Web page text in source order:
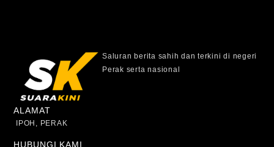
Saluran berita sahih dan terkini di negeri
Perak serta nasional
ALAMAT
IPOH, PERAK
HUBUNGI KAMI